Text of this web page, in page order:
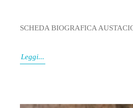
SCHEDA BIOGRAFICA
Leggi...